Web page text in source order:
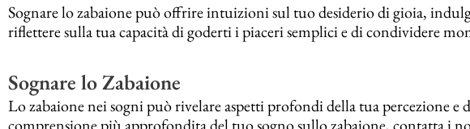
Sognare lo zabaione può offrire intuizioni sul tuo desiderio di gioia,
riflettere sulla tua capacità di goderti i piaceri semplici e di condividere
Sognare lo Zabaione
Lo zabaione nei sogni può rivelare aspetti profondi della tua percezione e
comprensione più approfondita del tuo sogno sullo zabaione, contatta i